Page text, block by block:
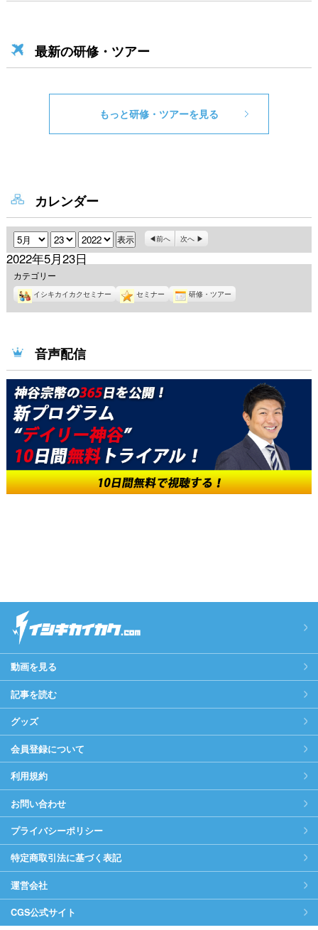
最新の研修・ツアー
もっと研修・ツアーを見る
カレンダー
月 日 年 前へ 次へ
2022年5月23日
カテゴリー
イシキカイカクセミナー セミナー 研修・ツアー
音声配信
動画を見る
記事を読む
グッズ
会員登録について
利用規約
お問い合わせ
プライバシーポリシー
特定商取引法に基づく表記
運営会社
CGS公式サイト